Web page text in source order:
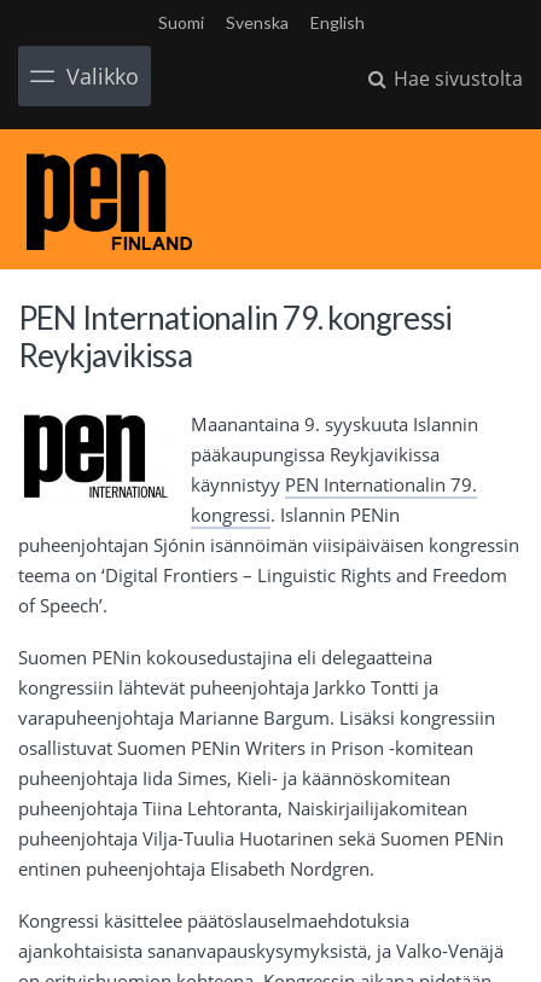
Suomi Svenska English
Valikko Hae sivustolta
PEN Internationalin 79. kongressi
Reykjavikissa
Maanantaina 9. syyskuuta Islannin
pääkaupungissa Reykjavikissa
käynnistyy PEN Internationalin 79.
kongressi. Islannin PENin
puheenjohtajan Sjónin isännöimän viisipäiväisen kongressin
teema on ‘Digital Frontiers – Linguistic Rights and Freedom
of Speech’.
Suomen PENin kokousedustajina eli delegaatteina
kongressiin lähtevät puheenjohtaja Jarkko Tontti ja
varapuheenjohtaja Marianne Bargum. Lisäksi kongressiin
osallistuvat Suomen PENin Writers in Prison -komitean
puheenjohtaja Iida Simes, Kieli- ja käännöskomitean
puheenjohtaja Tiina Lehtoranta, Naiskirjailijakomitean
puheenjohtaja Vilja-Tuulia Huotarinen sekä Suomen PENin
entinen puheenjohtaja Elisabeth Nordgren.
Kongressi käsittelee päätöslauselmaehdotuksia
ajankohtaisista sananvapauskysymyksistä, ja Valko-Venäjä